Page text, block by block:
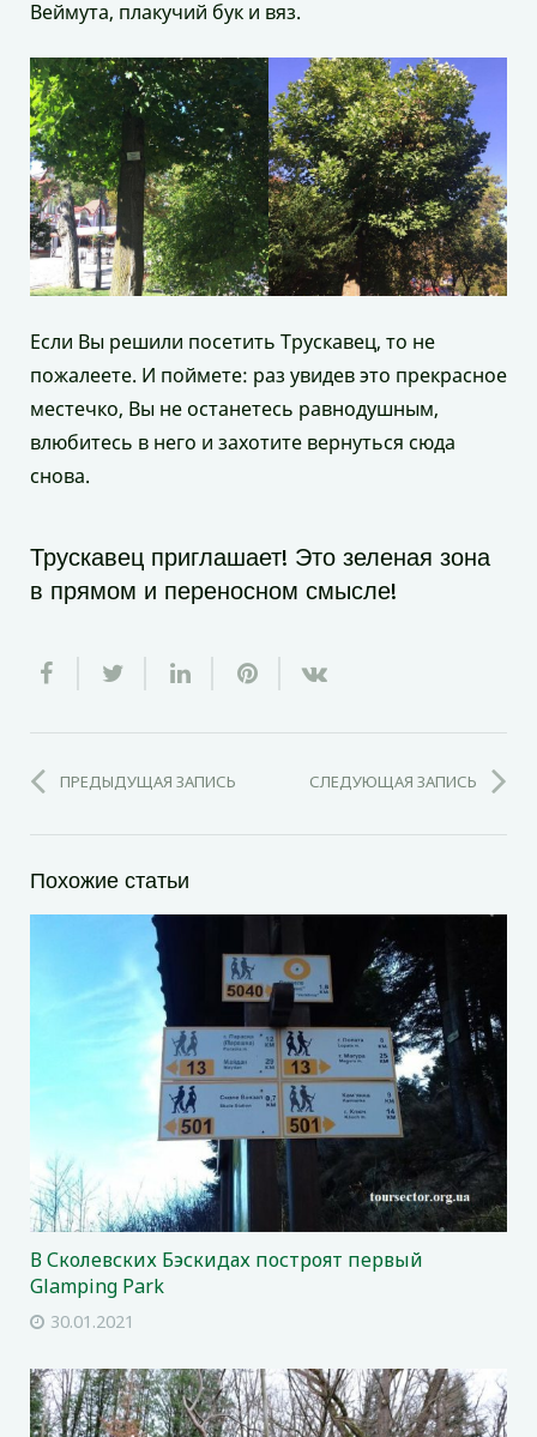
Веймута, плакучий бук и вяз.
Если Вы решили посетить Трускавец, то не
пожалеете. И поймете: раз увидев это прекрасное
местечко, Вы не останетесь равнодушным,
влюбитесь в него и захотите вернуться сюда
снова.
Трускавец приглашает! Это зеленая зона
в прямом и переносном смысле!
ПРЕДЫДУЩАЯ ЗАПИСЬ СЛЕДУЮЩАЯ ЗАПИСЬ
Похожие статьи
В Сколевских Бэскидах построят первый
Glamping Park
30.01.2021